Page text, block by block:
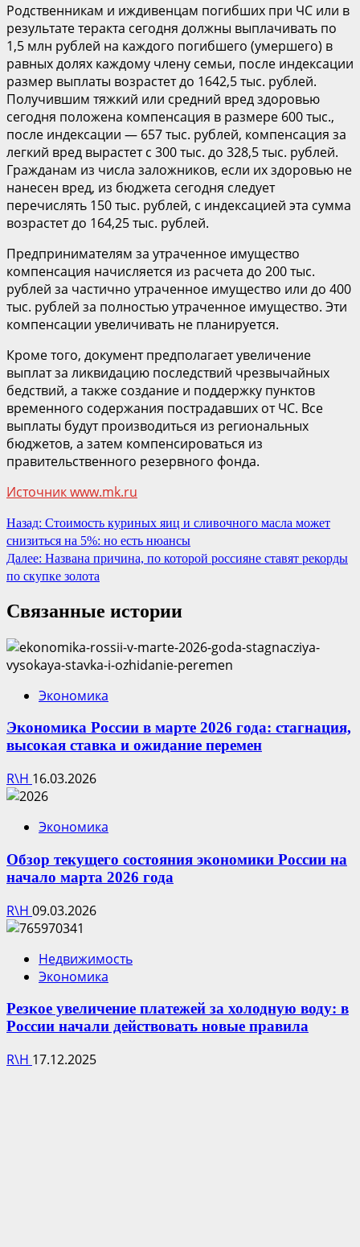
Родственникам и иждивенцам погибших при ЧС или в
результате теракта сегодня должны выплачивать по
1,5 млн рублей на каждого погибшего (умершего) в
равных долях каждому члену семьи, после индексации
размер выплаты возрастет до 1642,5 тыс. рублей.
Получившим тяжкий или средний вред здоровью
сегодня положена компенсация в размере 600 тыс.,
после индексации — 657 тыс. рублей, компенсация за
легкий вред вырастет с 300 тыс. до 328,5 тыс. рублей.
Гражданам из числа заложников, если их здоровью не
нанесен вред, из бюджета сегодня следует
перечислять 150 тыс. рублей, с индексацией эта сумма
возрастет до 164,25 тыс. рублей.
Предпринимателям за утраченное имущество
компенсация начисляется из расчета до 200 тыс.
рублей за частично утраченное имущество или до 400
тыс. рублей за полностью утраченное имущество. Эти
компенсации увеличивать не планируется.
Кроме того, документ предполагает увеличение
выплат за ликвидацию последствий чрезвычайных
бедствий, а также создание и поддержку пунктов
временного содержания пострадавших от ЧС. Все
выплаты будут производиться из региональных
бюджетов, а затем компенсироваться из
правительственного резервного фонда.
Источник www.mk.ru
Продолжить
чтение
Назад: Стоимость куриных яиц и сливочного масла может
снизиться на 5%: но есть нюансы
Далее: Названа причина, по которой россияне ставят рекорды
по скупке золота
Связанные истории
Экономика
Экономика России в марте 2026 года: стагнация,
высокая ставка и ожидание перемен
R\H 16.03.2026
Экономика
Обзор текущего состояния экономики России на
начало марта 2026 года
R\H 09.03.2026
Недвижимость
Экономика
Резкое увеличение платежей за холодную воду: в
России начали действовать новые правила
R\H 17.12.2025